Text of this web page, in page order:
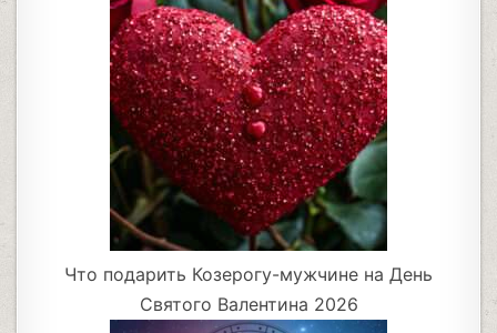
Что подарить Козерогу-мужчине на День
Святого Валентина 2026